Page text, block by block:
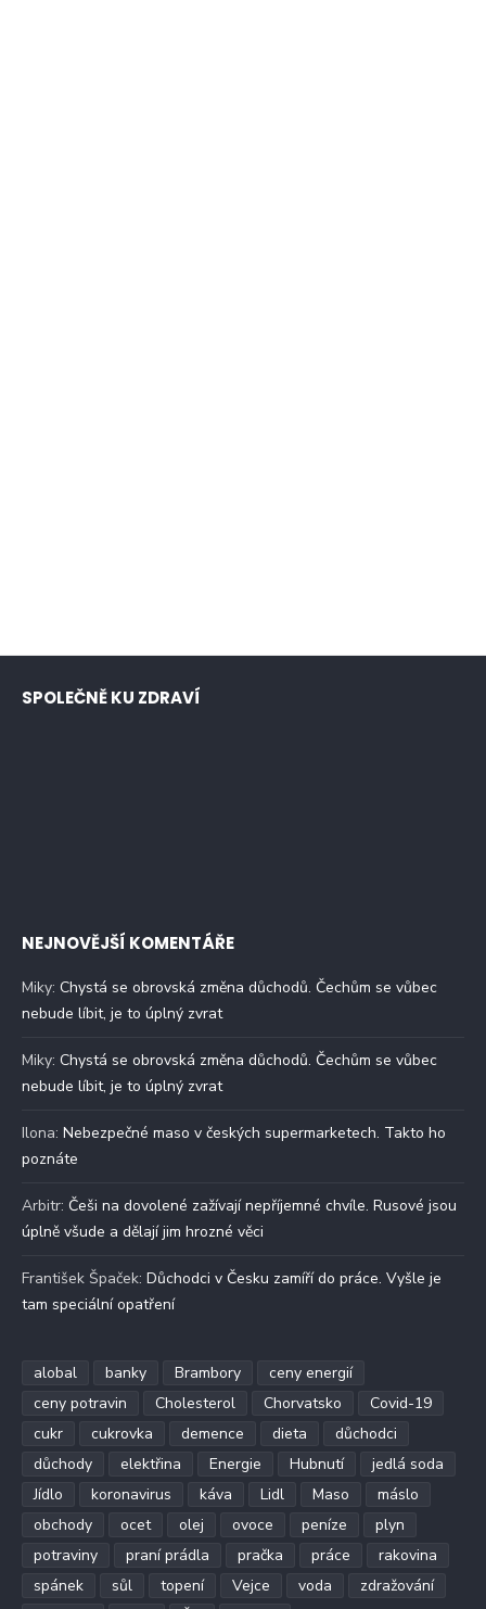
SPOLEČNĚ KU ZDRAVÍ
NEJNOVĚJŠÍ KOMENTÁŘE
Miky: Chystá se obrovská změna důchodů. Čechům se vůbec
nebude líbit, je to úplný zvrat
Miky: Chystá se obrovská změna důchodů. Čechům se vůbec
nebude líbit, je to úplný zvrat
Ilona: Nebezpečné maso v českých supermarketech. Takto ho
poznáte
Arbitr: Češi na dovolené zažívají nepříjemné chvíle. Rusové jsou
úplně všude a dělají jim hrozné věci
František Špaček: Důchodci v Česku zamíří do práce. Vyšle je
tam speciální opatření
alobal banky Brambory
ceny energií
ceny potravin
Cholesterol Chorvatsko
Covid-19
cukr
cukrovka demence dieta
důchodci
důchody
elektřina Energie Hubnutí
jedlá soda
Jídlo
koronavirus káva Lidl Maso
máslo
obchody
ocet olej ovoce peníze
plyn
potraviny
praní prádla pračka práce
rakovina
spánek
sůl topení Vejce voda
zdražování